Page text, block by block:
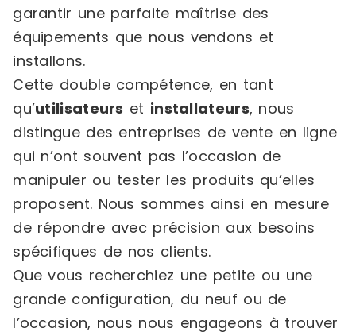
garantir une parfaite maîtrise des
équipements que nous vendons et
installons.
Cette double compétence, en tant
qu’utilisateurs et installateurs, nous
distingue des entreprises de vente en ligne
qui n’ont souvent pas l’occasion de
manipuler ou tester les produits qu’elles
proposent. Nous sommes ainsi en mesure
de répondre avec précision aux besoins
spécifiques de nos clients.
Que vous recherchiez une petite ou une
grande configuration, du neuf ou de
l’occasion, nous nous engageons à trouver